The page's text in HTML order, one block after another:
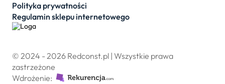
Polityka prywatności
Regulamin sklepu internetowego
© 2024 - 2026 Redconst.pl | Wszystkie prawa
zastrzeżone
Wdrożenie: